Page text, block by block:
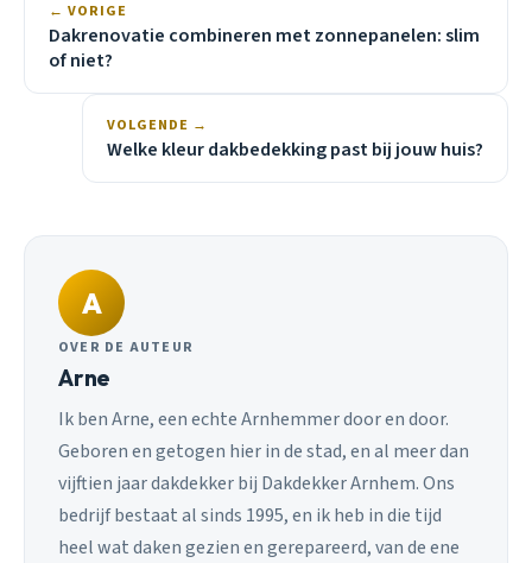
← VORIGE
Dakrenovatie combineren met zonnepanelen: slim
of niet?
VOLGENDE →
Welke kleur dakbedekking past bij jouw huis?
A
OVER DE AUTEUR
Arne
Ik ben Arne, een echte Arnhemmer door en door.
Geboren en getogen hier in de stad, en al meer dan
vijftien jaar dakdekker bij Dakdekker Arnhem. Ons
bedrijf bestaat al sinds 1995, en ik heb in die tijd
heel wat daken gezien en gerepareerd, van de ene